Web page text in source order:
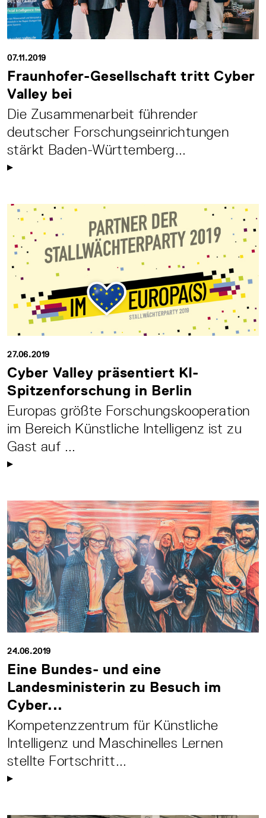
07.11.2019
Fraunhofer-Gesellschaft tritt Cyber
Valley bei
Die Zusammenarbeit führender
deutscher Forschungseinrichtungen
stärkt Baden-Württemberg...
27.06.2019
Cyber Valley präsentiert KI-
Spitzenforschung in Berlin
Europas größte Forschungskooperation
im Bereich Künstliche Intelligenz ist zu
Gast auf ...
24.06.2019
Eine Bundes- und eine
Landesministerin zu Besuch im
Cyber...
Kompetenzzentrum für Künstliche
Intelligenz und Maschinelles Lernen
stellte Fortschritt...